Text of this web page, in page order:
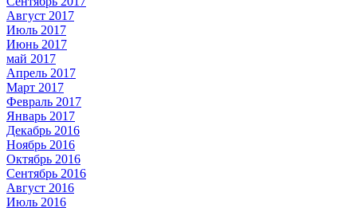
Август 2017
Июль 2017
Июнь 2017
май 2017
Апрель 2017
Март 2017
Февраль 2017
Январь 2017
Декабрь 2016
Ноябрь 2016
Октябрь 2016
Сентябрь 2016
Август 2016
Июль 2016